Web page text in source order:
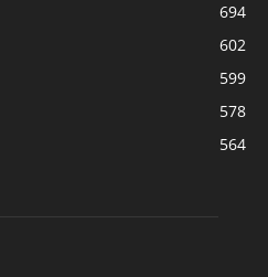
694
602
599
578
564